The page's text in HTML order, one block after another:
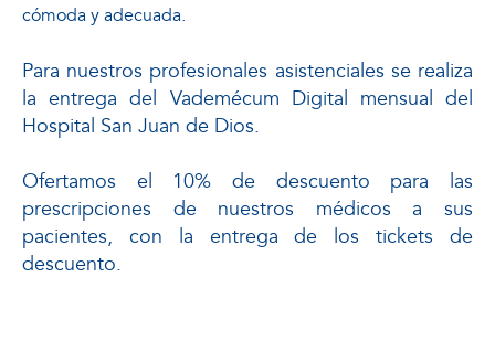
cómoda y adecuada.
Para nuestros profesionales asistenciales se realiza
la entrega del Vademécum Digital mensual del
Hospital San Juan de Dios.
Ofertamos el 10% de descuento para las
prescripciones de nuestros médicos a sus
pacientes, con la entrega de los tickets de
descuento.